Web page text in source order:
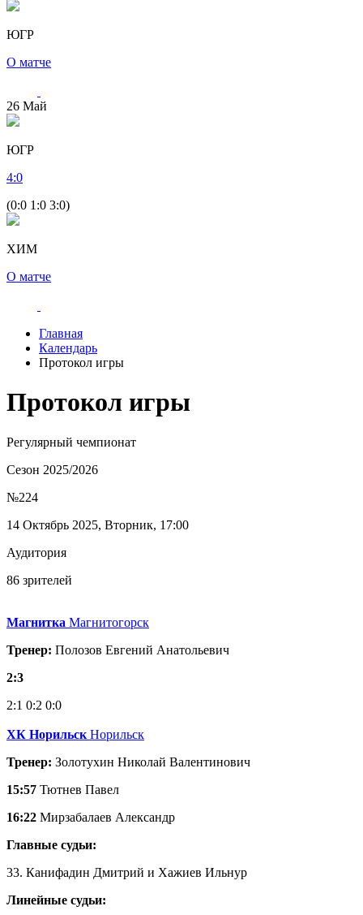
ЮГР
О матче
26 Май
ЮГР
4:0
(0:0 1:0 3:0)
ХИМ
О матче
Главная
Календарь
Протокол игры
Протокол игры
Регулярный чемпионат
Сезон 2025/2026
№224
14 Октябрь 2025, Вторник, 17:00
Аудитория
86 зрителей
Магнитка Магнитогорск
Тренер: Полозов Евгений Анатольевич
2:3
2:1 0:2 0:0
ХК Норильск Норильск
Тренер: Золотухин Николай Валентинович
15:57 Тютнев Павел
16:22 Мирзабалаев Александр
Главные судьи:
33. Канифадин Дмитрий и Хажиев Ильнур
Линейные судьи: